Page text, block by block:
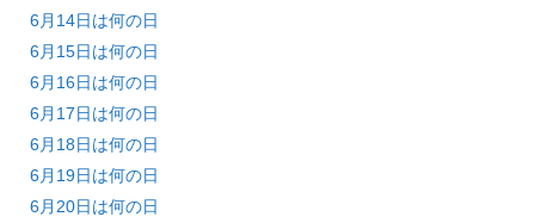
6月14日は何の日
6月15日は何の日
6月16日は何の日
6月17日は何の日
6月18日は何の日
6月19日は何の日
6月20日は何の日